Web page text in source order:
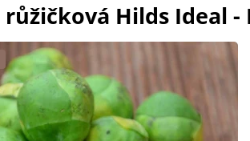
Hilds Ideal -